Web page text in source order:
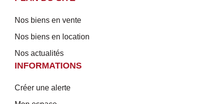
Nos biens en vente
Nos biens en location
Nos actualités
INFORMATIONS
Créer une alerte